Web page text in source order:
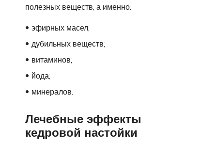
полезных веществ, а именно:
эфирных масел;
дубильных веществ;
витаминов;
йода;
минералов.
Лечебные эффекты
кедровой настойки